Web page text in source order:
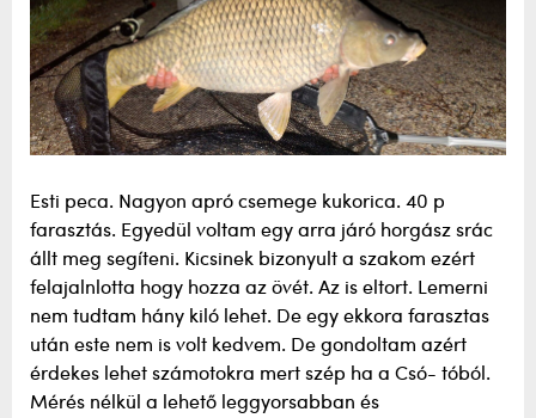
Esti peca. Nagyon apró csemege kukorica. 40 p
farasztás. Egyedül voltam egy arra járó horgász srác
állt meg segíteni. Kicsinek bizonyult a szakom ezért
felajalnlotta hogy hozza az övét. Az is eltort. Lemerni
nem tudtam hány kiló lehet. De egy ekkora farasztas
után este nem is volt kedvem. De gondoltam azért
érdekes lehet számotokra mert szép ha a Csó- tóból.
Mérés nélkül a lehető leggyorsabban és